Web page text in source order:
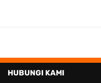
HUBUNGI KAMI